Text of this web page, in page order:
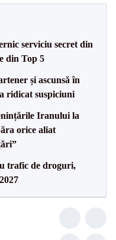
serviciu secret din
din Top 5
și ascunsă în
ridicat suspiciuni
Iranului la
orice aliat
trafic de droguri,